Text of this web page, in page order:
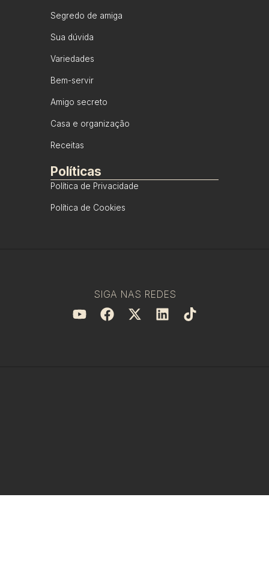
Segredo de amiga
Sua dúvida
Variedades
Bem-servir
Amigo secreto
Casa e organização
Receitas
Políticas
Política de Privacidade
Política de Cookies
SIGA NAS REDES